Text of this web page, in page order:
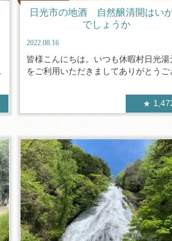
日光市の地酒 自然醸清開はい
でしょうか
2022.08.16
皆様こんにちは。いつも休暇村日光湯
をご利用いただきましてありがとうご